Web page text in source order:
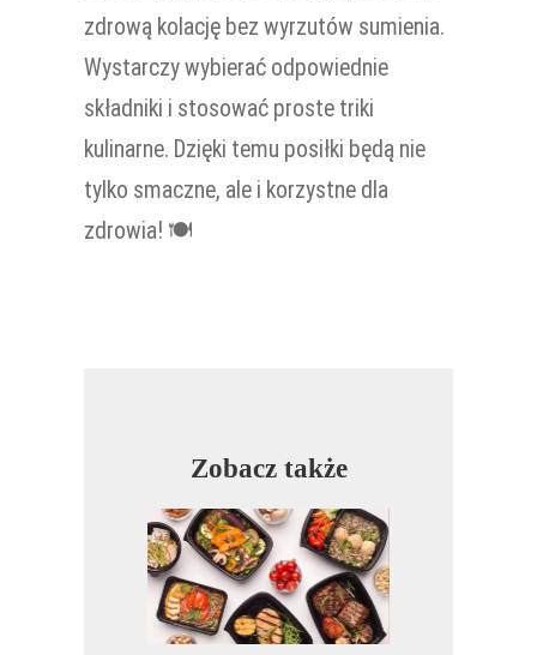
zdrową kolację bez wyrzutów sumienia.
Wystarczy wybierać odpowiednie
składniki i stosować proste triki
kulinarne. Dzięki temu posiłki będą nie
tylko smaczne, ale i korzystne dla
zdrowia! 🍽️
Zobacz także